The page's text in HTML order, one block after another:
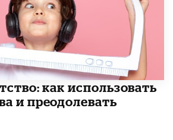
как использовать
и преодолевать